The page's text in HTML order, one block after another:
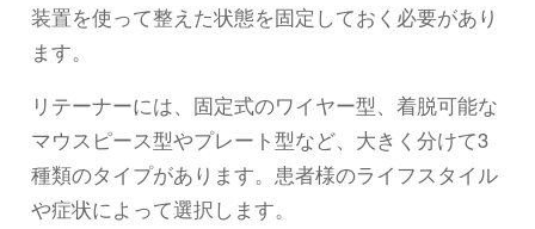
装置を使って整えた状態を固定しておく必要があり
ます。
リテーナーには、固定式のワイヤー型、着脱可能な
マウスピース型やプレート型など、大きく分けて3
種類のタイプがあります。患者様のライフスタイル
や症状によって選択します。